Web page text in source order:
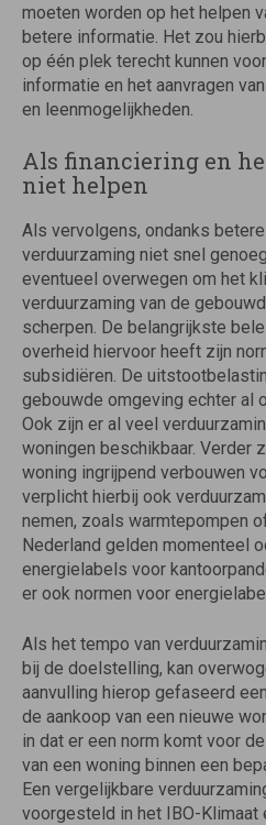
moeten worden op het helpen
betere informatie. Het zou
op één plek terecht kunnen
informatie en het aanvragen
en leenmogelijkheden.
Als financiering en
niet helpen
Als vervolgens, ondanks
verduurzaming niet snel
eventueel overwegen om het
verduurzaming van de
scherpen. De belangrijkste
overheid hiervoor heeft zijn
subsidiëren. De
gebouwde omgeving echter al
Ook zijn er al veel
woningen beschikbaar. Verder
woning ingrijpend verbouwen
verplicht hierbij ook
nemen, zoals warmtepompen
Nederland gelden momenteel
energielabels voor
er ook normen voor
Als het tempo van
bij de doelstelling, kan
aanvulling hierop gefaseerd
de aankoop van een nieuwe
in dat er een norm komt voor
van een woning binnen een
Een vergelijkbare
voorgesteld in het IBO-Klimaat